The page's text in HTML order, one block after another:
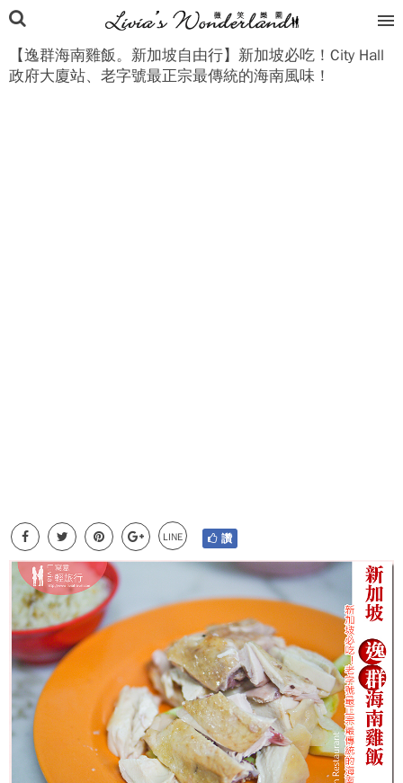
【逸群海南雞飯。新加坡自由行】新加坡必吃！City Hall
政府大廈站、老字號最正宗最傳統的海南風味！
LINE 讚